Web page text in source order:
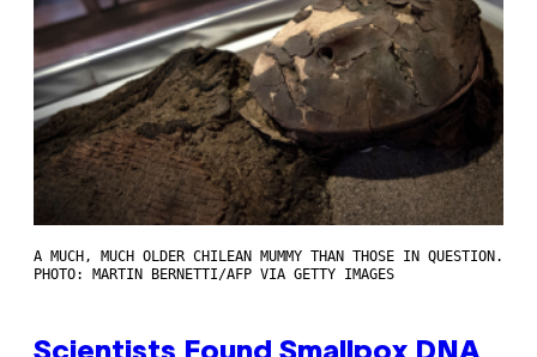
A MUCH, MUCH OLDER CHILEAN MUMMY THAN THOSE IN QUESTION.
PHOTO: MARTIN BERNETTI/AFP VIA GETTY IMAGES